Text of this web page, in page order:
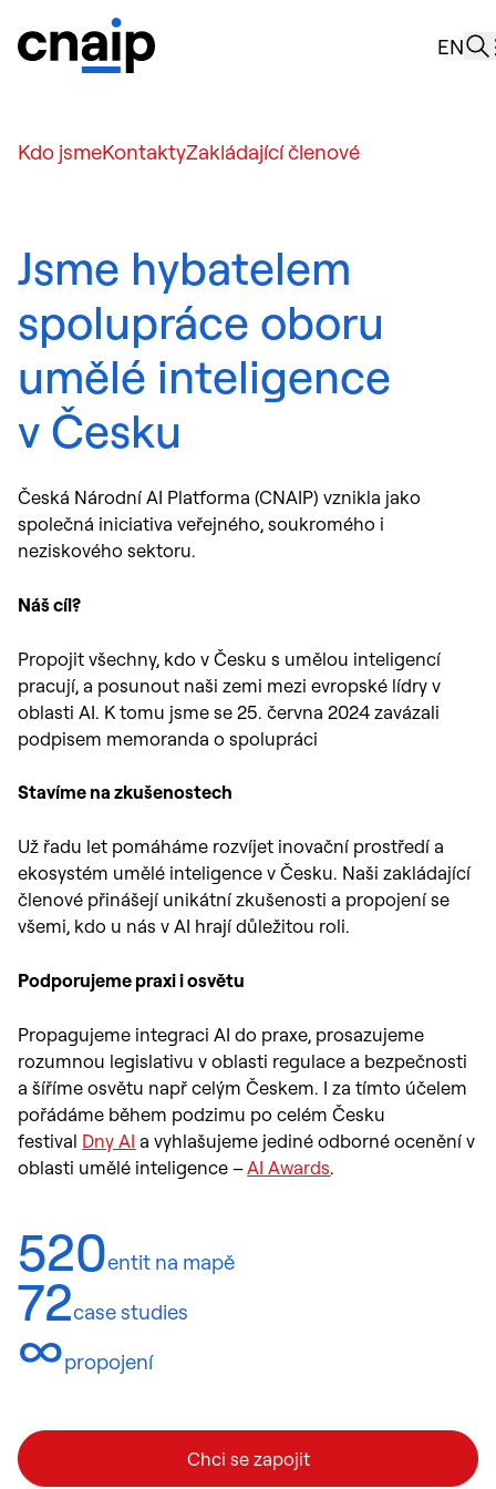
EN
Kdo jsmeKontaktyZakládající členové
Jsme hybatelem
spolupráce oboru
umělé inteligence
v Česku
Česká Národní AI Platforma (CNAIP) vznikla jako
společná iniciativa veřejného, soukromého i
neziskového sektoru.
Náš cíl?
Propojit všechny, kdo v Česku s umělou inteligencí
pracují, a posunout naši zemi mezi evropské lídry v
oblasti AI. K tomu jsme se 25. června 2024 zavázali
podpisem memoranda o spolupráci
Stavíme na zkušenostech
Už řadu let pomáháme rozvíjet inovační prostředí a
ekosystém umělé inteligence v Česku. Naši zakládající
členové přinášejí unikátní zkušenosti a propojení se
všemi, kdo u nás v AI hrají důležitou roli.
Podporujeme praxi i osvětu
Propagujeme integraci AI do praxe, prosazujeme
rozumnou legislativu v oblasti regulace a bezpečnosti
a šíříme osvětu např celým Českem. I za tímto účelem
pořádáme během podzimu po celém Česku
festival Dny AI a vyhlašujeme jediné odborné ocenění v
oblasti umělé inteligence –AI Awards.
520entit na mapě
72case studies
∞propojení
Chci se zapojit